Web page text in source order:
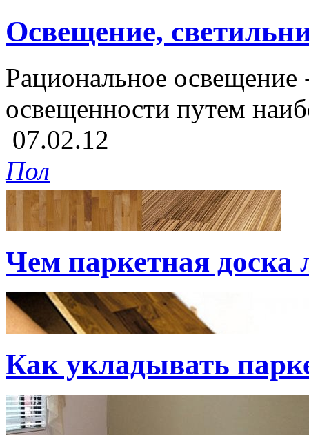
Освещение,
Рациональное освещение
освещенности путем
07.02.12
Пол
Чем паркетная
Как укладывать